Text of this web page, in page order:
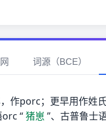
词源（BCE）
作porc；更早用作
“猪崽 ”、古普鲁士